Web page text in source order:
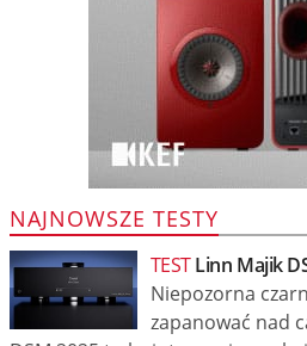
NAJNOWSZE TESTY
TESTLinn Majik
Niepozorna
zapanować nad